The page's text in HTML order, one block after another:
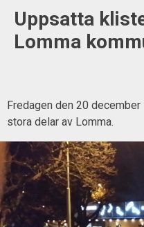
Uppsatta
Lomma
Fredagen den 20
stora delar av Lomma.